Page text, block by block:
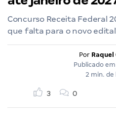
Concurso Receita Federal
que falta para o novo
Por Raquel
Publicado em
2 min.
3 0